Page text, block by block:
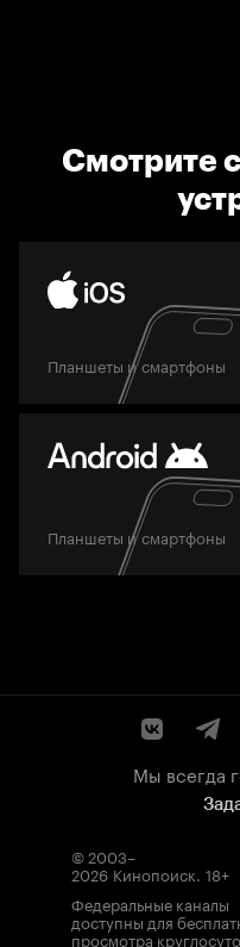
Смотрите
Планшеты и смартфоны
Планшеты и смартфоны
Мы всегда
© 2003–
2026 Кинопоиск. 18+
Федеральные каналы
доступны для
просмотра